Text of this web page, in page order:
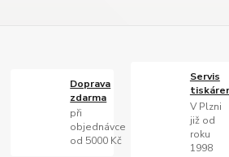
Doprava
zdarma
při
objednávce
od 5000 Kč
Servis
V Plzni
již od
roku
1998